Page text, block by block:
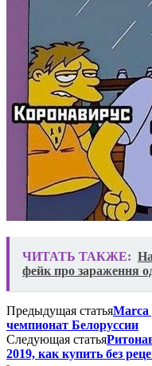
ЧИТАТЬ ТАКЖЕ:
фейк про зараження
Предыдущая статьяMarca
чемпионат Белоруссии
Следующая статья
2019, как купить без